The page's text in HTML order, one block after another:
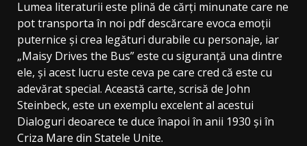
Lumea literaturii este plină de cărți minunate care ne
pot transporta în noi pdf descărcare evoca emoții
puternice și crea legături durabile cu personaje, iar
„Maisy Drives the Bus” este cu siguranță una dintre
ele, și acest lucru este ceva pe care cred că este cu
adevărat special. Această carte, scrisă de John
Steinbeck, este un exemplu excelent al acestui
Dialoguri deoarece te duce înapoi în anii 1930 și în
Criza Mare din Statele Unite.